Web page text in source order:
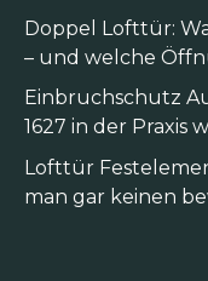
Doppel Lofttür:
– und welche
Einbruchschutz
1627 in der Praxis
Lofttür
man gar keinen